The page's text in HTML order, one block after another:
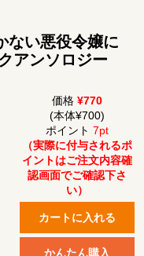
ない悪役令嬢に
アンソロジー
価格 ¥770
(本体¥700)
ポイント 7pt
（実際に付与されるポ
イントはご注文内容確
認画面でご確認下さ
い）